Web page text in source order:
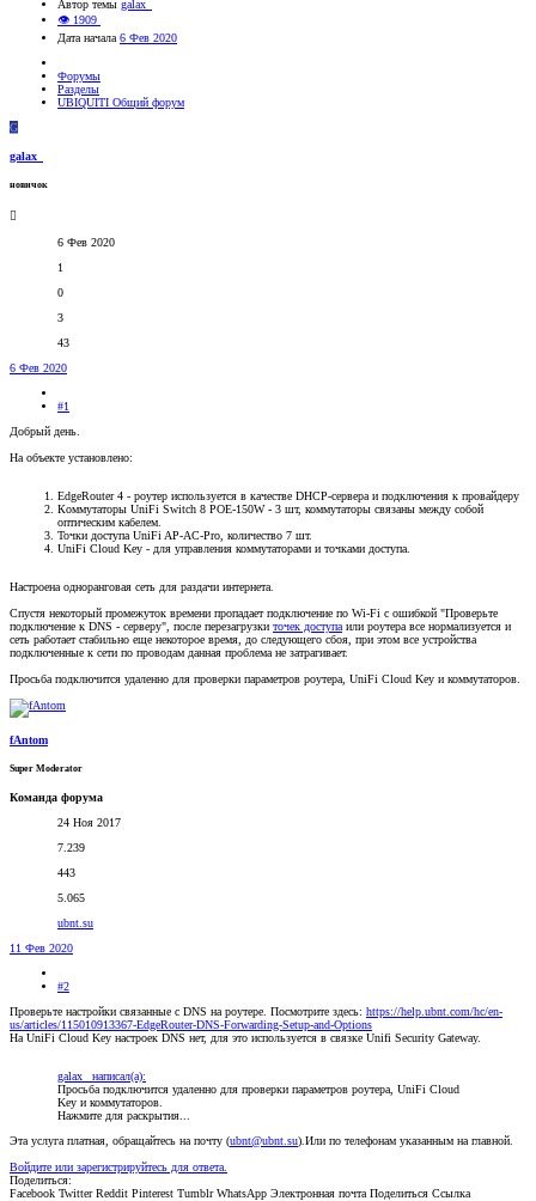
Автор темы galax_
👁 1909
Дата начала 6 Фев 2020
Форумы
Разделы
UBIQUITI Общий форум
G
galax_
новичок
6 Фев 2020
1
0
3
43
6 Фев 2020
#1
Добрый день.
На объекте установлено:
EdgeRouter 4 - роутер используется в качестве DHCP-сервера и подключения к провайдеру
Коммутаторы UniFi Switch 8 POE-150W - 3 шт, коммутаторы связаны между собой
оптическим кабелем.
Точки доступа UniFi AP-AC-Pro, количество 7 шт.
UniFi Cloud Key - для управления коммутаторами и точками доступа.
Настроена одноранговая сеть для раздачи интернета.
Спустя некоторый промежуток времени пропадает подключение по Wi-Fi с ошибкой "Проверьте
подключение к DNS - серверу", после перезагрузки точек доступа или роутера все нормализуется и
сеть работает стабильно еще некоторое время, до следующего сбоя, при этом все устройства
подключенные к сети по проводам данная проблема не затрагивает.
Просьба подключится удаленно для проверки параметров роутера, UniFi Cloud Key и коммутаторов.
fAntom
Super Moderator
Команда форума
24 Ноя 2017
7.239
443
5.065
ubnt.su
11 Фев 2020
#2
Проверьте настройки связанные с DNS на роутере. Посмотрите здесь: https://help.ubnt.com/hc/en-
us/articles/115010913367-EdgeRouter-DNS-Forwarding-Setup-and-Options
На UniFi Cloud Key настроек DNS нет, для это используется в связке Unifi Security Gateway.
galax_ написал(а):
Просьба подключится удаленно для проверки параметров роутера, UniFi Cloud
Key и коммутаторов.
Нажмите для раскрытия...
Эта услуга платная, обращайтесь на почту (ubnt@ubnt.su).Или по телефонам указанным на главной.
Войдите или зарегистрируйтесь для ответа.
Поделиться:
Facebook Twitter Reddit Pinterest Tumblr WhatsApp Электронная почта Поделиться Ссылка